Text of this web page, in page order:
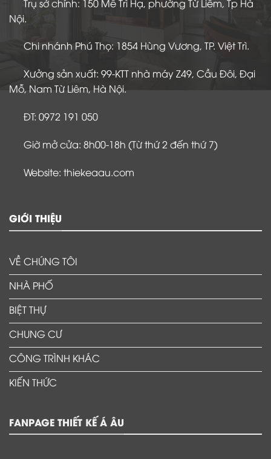
xa
Trụ sở chính: 150 Mễ Trì Hạ, phường Từ Liêm, Tp Hà
Nội.
Chi nhánh Phú Thọ: 1854 Hùng Vương, TP. Việt Trì.
Xưởng sản xuất: 99-KTT nhà máy Z49, Cầu Đôi, Đại
Mỗ, Nam Từ Liêm, Hà Nội.
ĐT: 0972 191 050
Giờ mở cửa: 8h00-18h (Từ thứ 2 đến thứ 7)
Website: thiekeaau.com
GIỚI THIỆU
VỀ CHÚNG TÔI
NHÀ PHỐ
BIỆT THỰ
CHUNG CƯ
CÔNG TRÌNH KHÁC
KIẾN THỨC
FANPAGE THIẾT KẾ Á ÂU